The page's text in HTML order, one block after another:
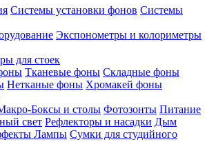
Системы установки фонов Системы
Экспонометры и колориметры
для стоек
Тканевые фоны Складные фоны
Нетканые фоны Хромакей фоны
Боксы и столы Фотозонты Питание
свет Рефлекторы и насадки Дым
Лампы Сумки для студийного